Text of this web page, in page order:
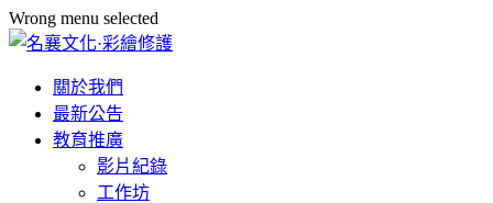
Wrong menu selected
關於我們
最新公告
教育推廣
影片紀錄
工作坊